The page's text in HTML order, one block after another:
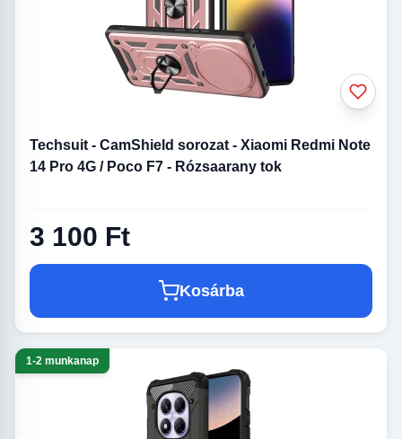
Techsuit - CamShield sorozat - Xiaomi Redmi Note
14 Pro 4G / Poco F7 - Rózsaarany tok
3 100 Ft
Kosárba
1-2 munkanap